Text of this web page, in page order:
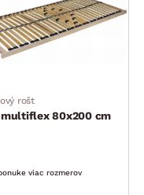
rošt
multiflex 80x200 cm
viac rozmerov